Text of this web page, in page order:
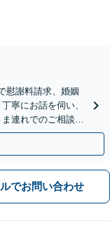
慰謝料請求、婚姻
寧にお話を伺い、
連れでのご相談も
でお問い合わせ